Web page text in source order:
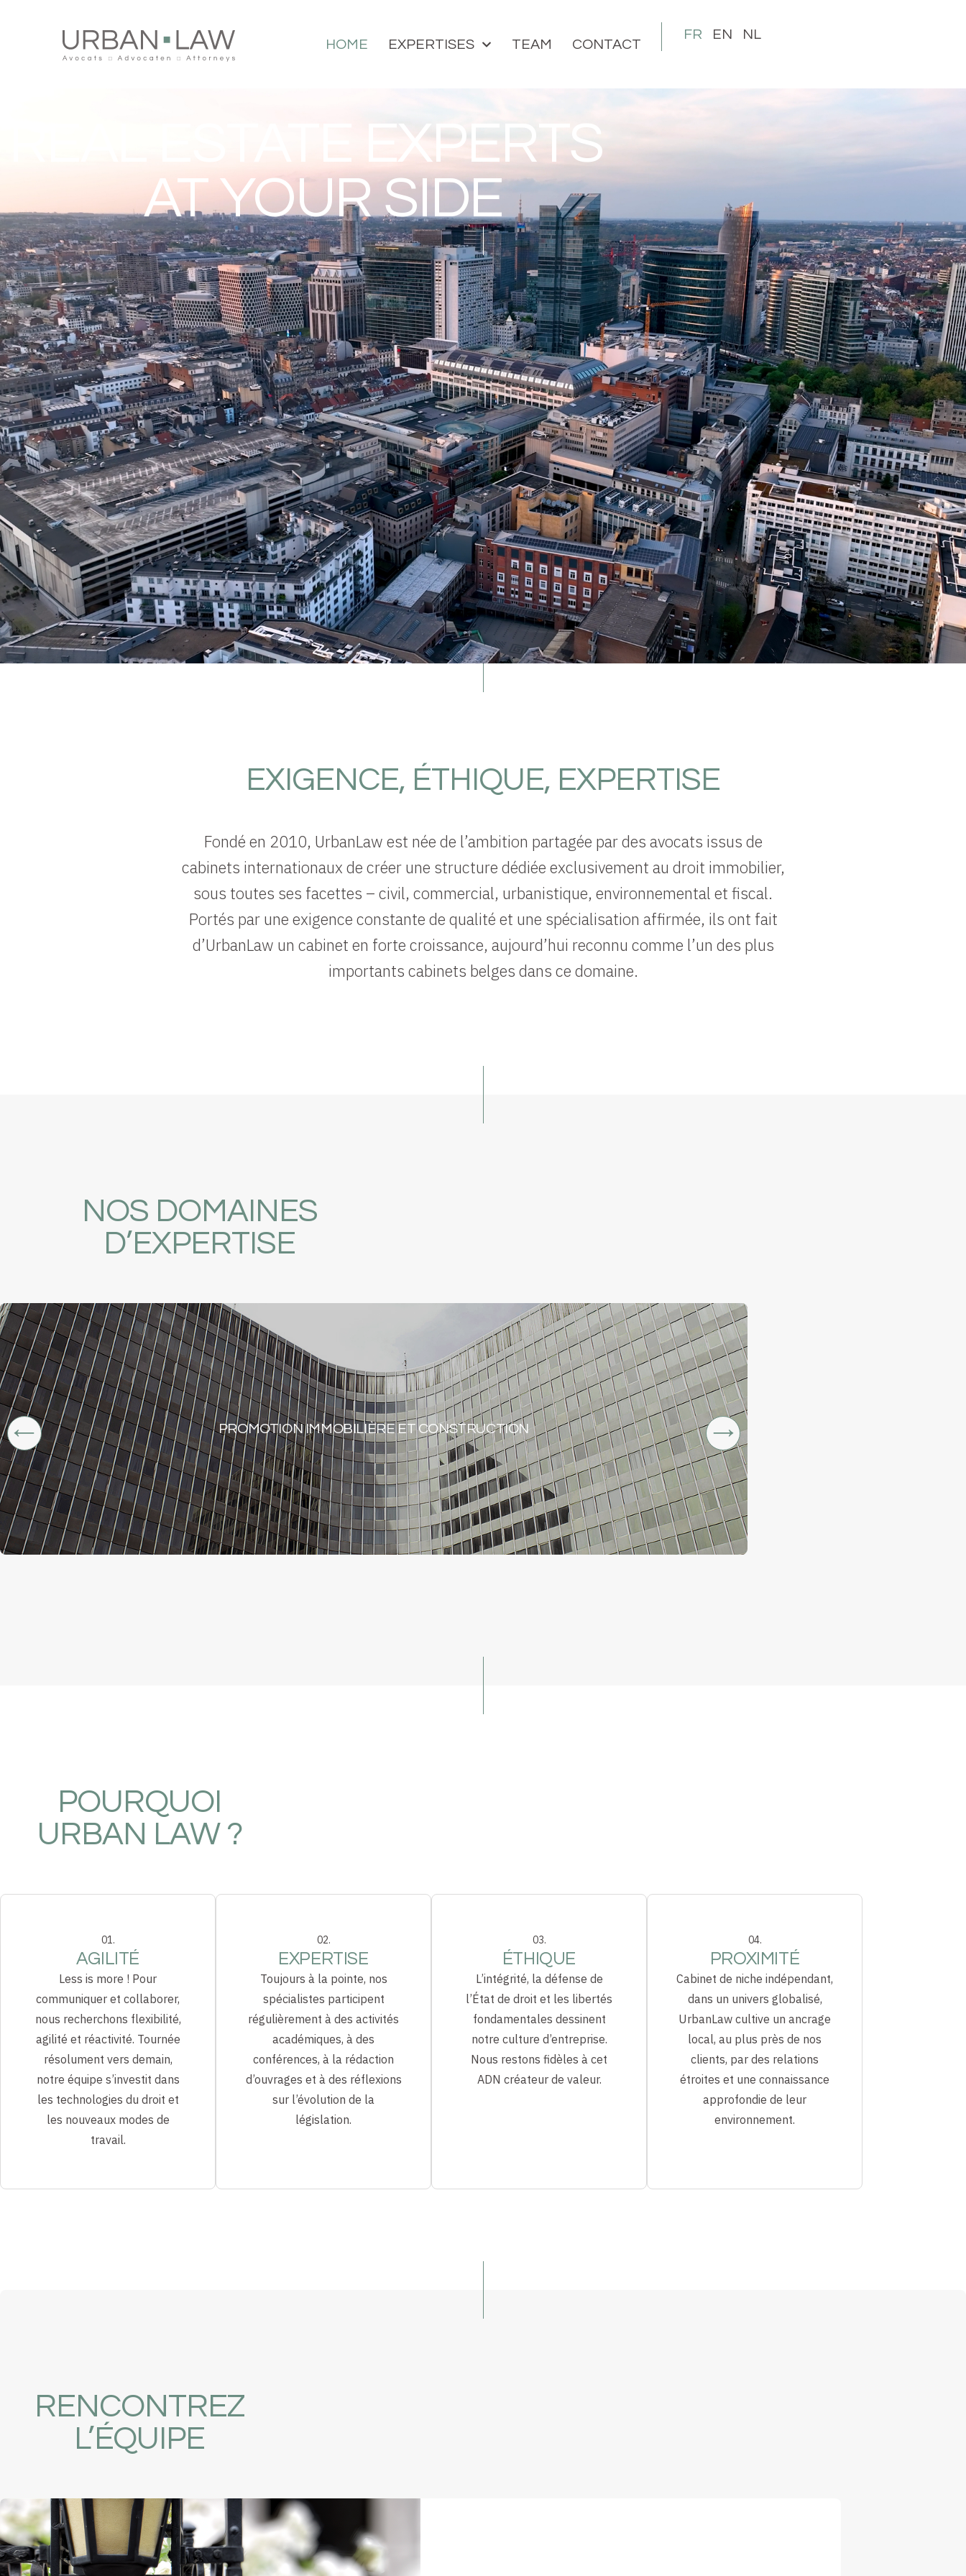
HOME EXPERTISES TEAM CONTACT
FR EN NL
REAL ESTATE EXPERTS
AT YOUR SIDE
EXIGENCE, ÉTHIQUE, EXPERTISE
Fondé en 2010, UrbanLaw est née de l’ambition partagée par des avocats issus de
cabinets internationaux de créer une structure dédiée exclusivement au droit immobilier,
sous toutes ses facettes – civil, commercial, urbanistique, environnemental et fiscal.
Portés par une exigence constante de qualité et une spécialisation affirmée, ils ont fait
d’UrbanLaw un cabinet en forte croissance, aujourd’hui reconnu comme l’un des plus
importants cabinets belges dans ce domaine.
NOS DOMAINES
D’EXPERTISE
PROMOTION IMMOBILIÈRE ET CONSTRUCTION
POURQUOI
URBAN LAW ?
01.
AGILITÉ
Less is more ! Pour
communiquer et collaborer,
nous recherchons flexibilité,
agilité et réactivité. Tournée
résolument vers demain,
notre équipe s’investit dans
les technologies du droit et
les nouveaux modes de
travail.
02.
EXPERTISE
Toujours à la pointe, nos
spécialistes participent
régulièrement à des activités
académiques, à des
conférences, à la rédaction
d’ouvrages et à des réflexions
sur l’évolution de la
législation.
03.
ÉTHIQUE
L’intégrité, la défense de
l’État de droit et les libertés
fondamentales dessinent
notre culture d’entreprise.
Nous restons fidèles à cet
ADN créateur de valeur.
04.
PROXIMITÉ
Cabinet de niche indépendant,
dans un univers globalisé,
UrbanLaw cultive un ancrage
local, au plus près de nos
clients, par des relations
étroites et une connaissance
approfondie de leur
environnement.
RENCONTREZ
L’ÉQUIPE